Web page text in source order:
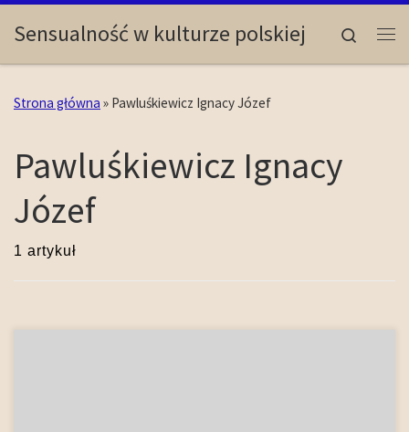
Skip to content
Sensualność w kulturze polskiej
Search
Strona główna » Pawluśkiewicz Ignacy Józef
Pawluśkiewicz Ignacy
Józef
1 artykuł